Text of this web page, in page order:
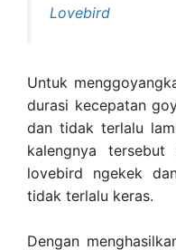
Lovebird
Untuk
durasi kecepatan
dan tidak terlalu
kalengnya
lovebird ngekek
tidak terlalu keras.
Dengan